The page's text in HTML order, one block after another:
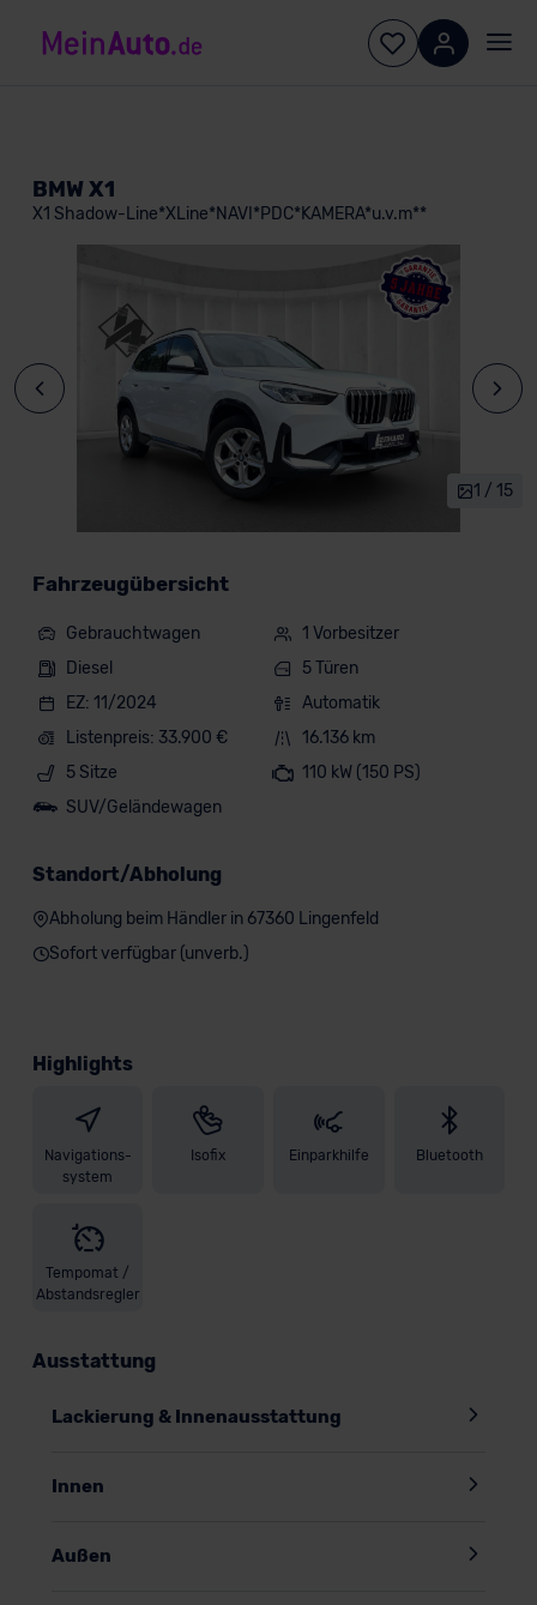
BMW X1
X1 Shadow-Line*XLine*NAVI*PDC*KAMERA*u.v.m**
1 / 15
Fahrzeugübersicht
Gebrauchtwagen
1 Vorbesitzer
Diesel
5 Türen
EZ: 11/2024
Automatik
Listenpreis: 33.900 €
16.136 km
5 Sitze
110 kW (150 PS)
SUV/Geländewagen
Standort/Abholung
Abholung beim Händler in 67360 Lingenfeld
Sofort verfügbar (unverb.)
Highlights
Navigations-
system
Isofix Einparkhilfe Bluetooth
Tempomat /
Abstandsregler
Ausstattung
Lackierung & Innenausstattung
Innen
Außen